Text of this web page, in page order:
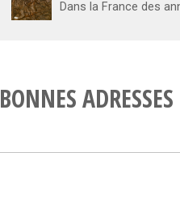
BONNES ADRESSES